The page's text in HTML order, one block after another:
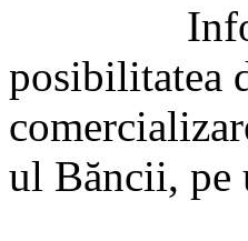
posibilitatea
ul Băncii,